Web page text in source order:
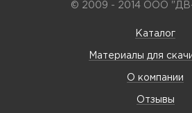
© 2009 - 2014 ООО
Каталог
Материалы для
О компании
Отзывы